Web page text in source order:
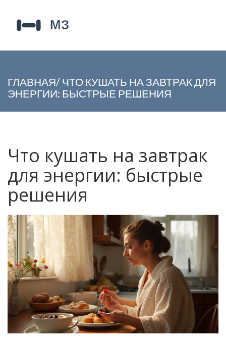
ГЛАВНАЯ/ ЧТО КУШАТЬ НА ЗАВТРАК ДЛЯ
ЭНЕРГИИ: БЫСТРЫЕ РЕШЕНИЯ
Что кушать на завтрак
для энергии: быстрые
решения